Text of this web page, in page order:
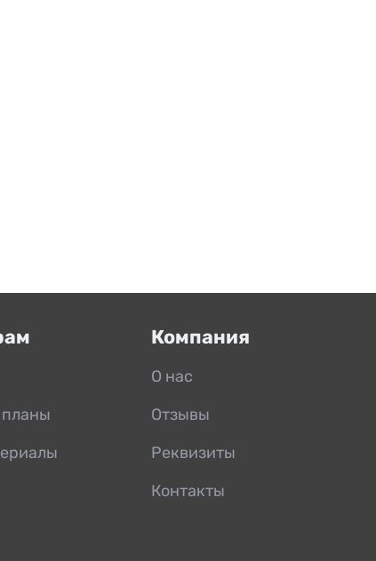
Компания
О нас
Отзывы
Реквизиты
Контакты